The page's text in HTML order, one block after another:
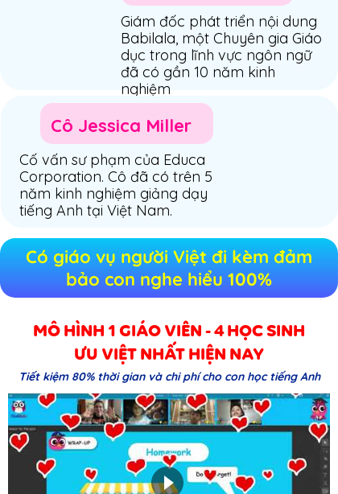
Giám đốc phát triển nội dung
Babilala, một Chuyên gia Giáo
dục trong lĩnh vực ngôn ngữ
đã có gần 10 năm kinh
nghiệm
Cô Jessica Miller
Cố vấn sư phạm của Educa
Corporation. Cô đã có trên 5
năm kinh nghiệm giảng dạy
tiếng Anh tại Việt Nam.
Có giáo vụ người Việt đi kèm đảm
bảo con nghe hiểu 100%
MÔ HÌNH 1 GIÁO VIÊN - 4 HỌC SINH
ƯU VIỆT NHẤT HIỆN NAY
Tiết kiệm 80% thời gian và chi phí cho con học tiếng Anh